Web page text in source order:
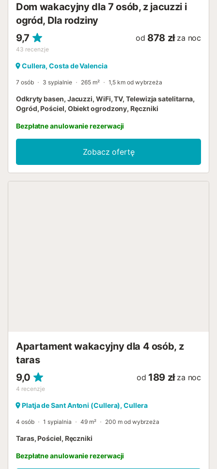
Dom wakacyjny dla 7 osób, z jacuzzi i
ogród, Dla rodziny
9,7
43 recenzje
od 878 zł za noc
Cullera, Costa de Valencia
7 osób 3 sypialnie 265 m² 1,5 km od wybrzeża
Odkryty basen, Jacuzzi, WiFi, TV, Telewizja satelitarna,
Ogród, Pościel, Obiekt ogrodzony, Ręczniki
Bezpłatne anulowanie rezerwacji
Zobacz ofertę
Apartament wakacyjny dla 4 osób, z
taras
9,0
4 recenzje
od 189 zł za noc
Platja de Sant Antoni (Cullera), Cullera
4 osób 1 sypialnia 49 m² 200 m od wybrzeża
Taras, Pościel, Ręczniki
Bezpłatne anulowanie rezerwacji